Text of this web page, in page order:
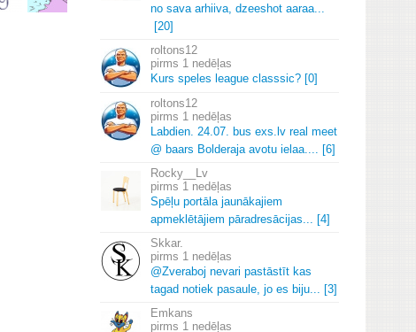
no sava arhiiva, dzeeshot aaraa...
[20]
roltons12
1 nedēļas
Kurs speles league classsic? [0]
roltons12
1 nedēļas
Labdien. 24.07. bus exs. lv real meet
@ baars Bolderaja avotu ielaa.... [6]
Rocky__Lv
1 nedēļas
Spēļu portāla jaunākajiem
apmeklētājiem pāradresācijas... [4]
Skkar.
1 nedēļas
@Zveraboj nevari pastāstīt kas
tagad notiek pasaule, jo es biju... [3]
Emkans
1 nedēļas